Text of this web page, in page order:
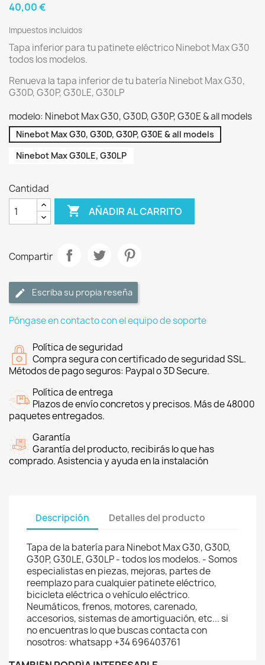
40,00 €
Impuestos incluidos
Tapa inferior para tu patinete eléctrico Ninebot Max G30
todos los modelos.
Renueva la tapa inferior de tu batería Ninebot Max G30,
G30D, G30P, G30LE, G30LP
modelo: Ninebot Max G30, G30D, G30P, G30E & all models
Ninebot Max G30, G30D, G30P, G30E & all models
Ninebot Max G30LE, G30LP
Cantidad
 AÑADIR AL CARRITO
Compartir
Escriba su propia reseña
Póngase en contacto con el equipo de soporte
Política de seguridad
Compra segura con certificado de seguridad SSL.
Métodos de pago seguros: Paypal o 3D Secure.
Política de entrega
Plazos de envío concretos y precisos. Más de 48000
paquetes entregados.
Garantía
Garantía del producto, recibirás lo que has
comprado. Asistencia y ayuda en la instalación
Descripción Detalles del producto
Tapa de la batería para Ninebot Max G30, G30D,
G30P, G30LE, G30LP - todos los modelos. - Somos
especialistas en piezas, mejoras, partes de
reemplazo para cualquier patinete eléctrico,
bicicleta eléctrica o vehículo eléctrico.
Neumáticos, frenos, motores, carenado,
accesorios, sistemas de amortiguación, etc... si
no encuentras lo que buscas contacta con
nosotros: whatsapp +34 696403761